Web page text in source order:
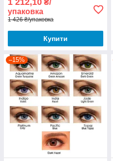
₴/
упаковка
1 426 ₴/упаковка
Купити
–15%